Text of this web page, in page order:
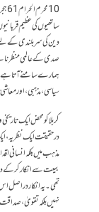
ساتھیوں کی عظیم
صدی کے عالمی
ہمارے سامنے آتا
سیاسی، مذہبی، اور
کربلا کو محض ایک
درحقیقت ایک نظریہ،
مذہب میں بلکہ انسانی
بیعت سے انکار کر کے
تھی۔ یہ انکار دراصل
نہیں بلکہ تقویٰ،